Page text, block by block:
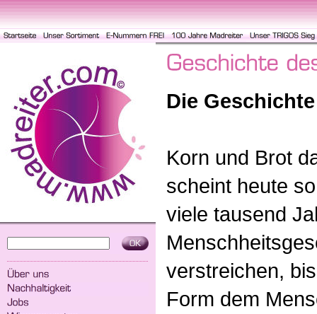
Die
Korn und Brot
scheint heute
viele tausend
verstreichen,
Form dem